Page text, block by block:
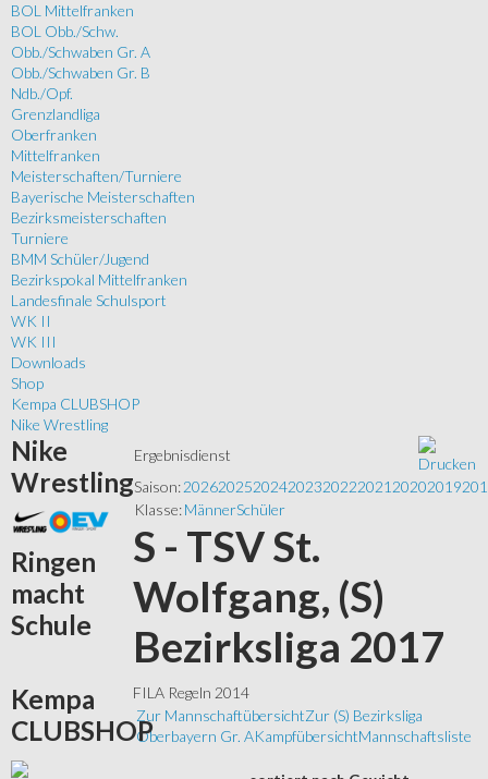
BOL Mittelfranken
BOL Obb./Schw.
Obb./Schwaben Gr. A
Obb./Schwaben Gr. B
Ndb./Opf.
Grenzlandliga
Oberfranken
Mittelfranken
Meisterschaften/Turniere
Bayerische Meisterschaften
Bezirksmeisterschaften
Turniere
BMM Schüler/Jugend
Bezirkspokal Mittelfranken
Landesfinale Schulsport
WK II
WK III
Downloads
Shop
Kempa CLUBSHOP
Nike Wrestling
Ergebnisdienst
Saison:202620252024202320222021 20202019
Klasse:MännerSchüler
S - TSV St.
Wolfgang, (S)
Bezirksliga 2017
FILA Regeln 2014
Zur MannschaftübersichtZur (S) Bezirksliga
Oberbayern Gr. AKampfübersichtMannschaftsliste
Nike
Wrestling
Ringen
macht
Schule
Kempa
CLUBSHOP